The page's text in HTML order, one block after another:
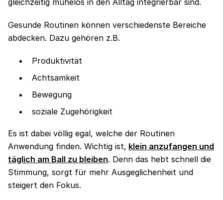
Gesunde Routinen können verschiedenste Bereiche
abdecken. Dazu gehören z.B.
Produktivität
Achtsamkeit
Bewegung
soziale Zugehörigkeit
Es ist dabei völlig egal, welche der Routinen
Anwendung finden. Wichtig ist, klein anzufangen und
täglich am Ball zu bleiben. Denn das hebt schnell die
Stimmung, sorgt für mehr Ausgeglichenheit und
steigert den Fokus.